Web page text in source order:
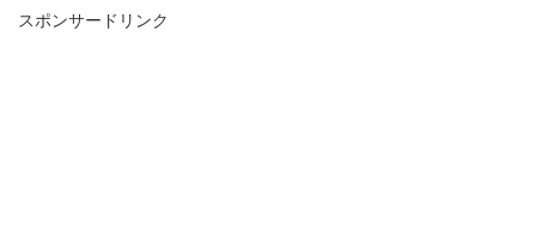
スポンサードリンク